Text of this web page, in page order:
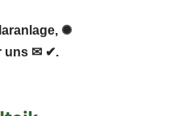
✺
uns ✉ ✔.